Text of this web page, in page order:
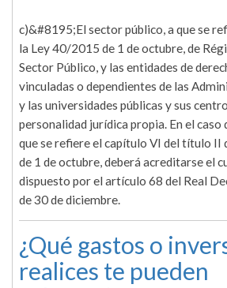
c)&#8195;El sector público, a que se
la Ley 40/2015 de 1 de octubre, de
Sector Público, y las entidades de
vinculadas o dependientes de las
y las universidades públicas y sus
personalidad jurídica propia. En el caso
que se refiere el capítulo VI del título II
de 1 de octubre, deberá acreditarse el
dispuesto por el artículo 68 del Real
de 30 de diciembre.
¿Qué gastos o
realices te pueden